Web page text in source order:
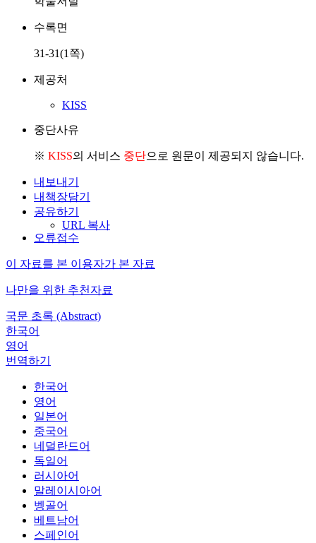
수록면
31-31(1쪽)
제공처
KISS
중단사유
※ KISS의 서비스 중단으로 원문이 제공되지 않습니다.
내보내기
내책장담기
공유하기
URL 복사
오류접수
이 자료를 본 이용자가 본 자료
나만을 위한 추천자료
국문 초록 (Abstract)
한국어
영어
번역하기
한국어
영어
일본어
중국어
네덜란드어
독일어
러시아어
말레이시아어
벵골어
베트남어
스페인어